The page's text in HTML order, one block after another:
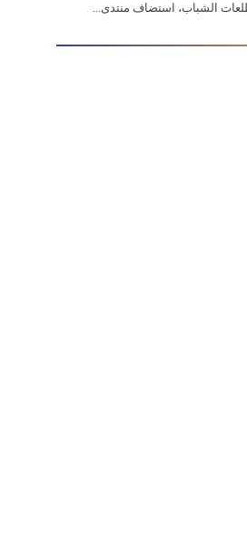
الشباب، استضاف منتدى...